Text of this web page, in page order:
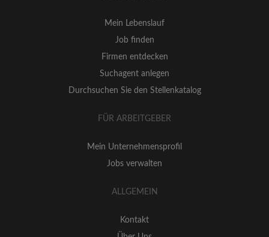
Mein Lebenslauf
Job finden
Firmen entdecken
Suchagent anlegen
Durchsuchen Sie den Stellenkatalog
FÜR ARBEITGEBER
Mein Unternehmensprofil
Jobs verwalten
ALLGEMEIN
Kontakt